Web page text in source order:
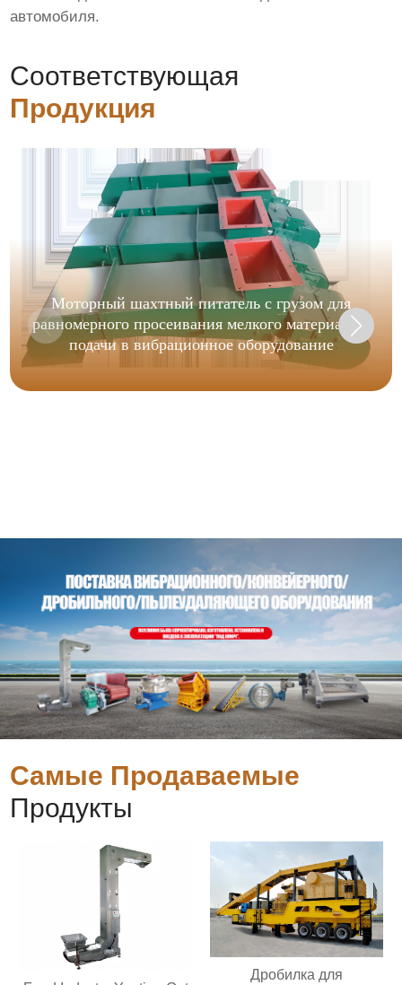
автомобиля.
Соответствующая
Продукция
Моторный шахтный питатель с грузом для
равномерного просеивания мелкого материала и
подачи в вибрационное оборудование
Самые Продаваемые
Продукты
Дробилка для